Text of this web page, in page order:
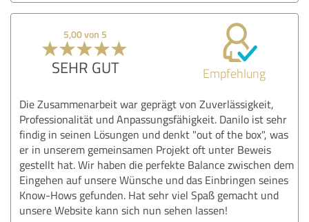
5,00 von 5
SEHR GUT Empfehlung
Die Zusammenarbeit war geprägt von Zuverlässigkeit,
Professionalität und Anpassungsfähigkeit. Danilo ist sehr
findig in seinen Lösungen und denkt "out of the box", was
er in unserem gemeinsamen Projekt oft unter Beweis
gestellt hat. Wir haben die perfekte Balance zwischen dem
Eingehen auf unsere Wünsche und das Einbringen seines
Know-Hows gefunden. Hat sehr viel Spaß gemacht und
unsere Website kann sich nun sehen lassen!